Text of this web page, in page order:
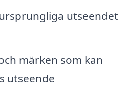
utseendet
märken som kan
utseende